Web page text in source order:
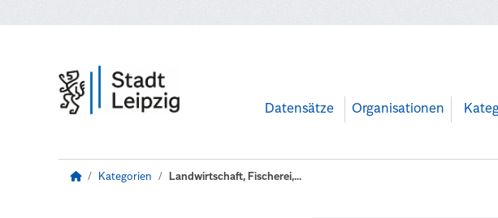
Datensätze Organisationen
Kategorien Landwirtschaft, Fischerei,...